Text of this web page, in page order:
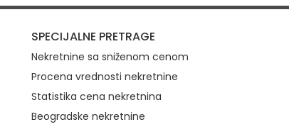
SPECIJALNE PRETRAGE
Nekretnine sa sniženom cenom
Procena vrednosti nekretnine
Statistika cena nekretnina
Beogradske nekretnine